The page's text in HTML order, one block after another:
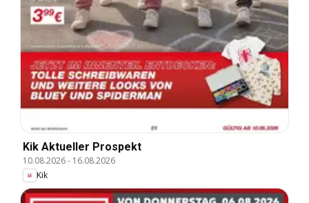
Kik Aktueller Prospekt
10.08.2026- 16.08.2026
Kik